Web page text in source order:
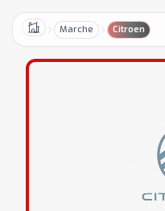
HomeMarche Citroen